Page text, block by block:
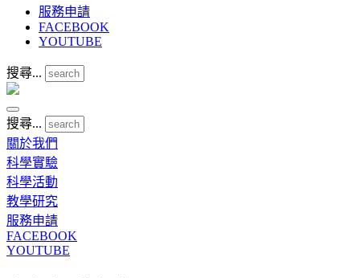
服務申請
FACEBOOK
YOUTUBE
搜尋...
搜尋...
關於我們
科學實驗
科學活動
教學研究
服務申請
FACEBOOK
YOUTUBE